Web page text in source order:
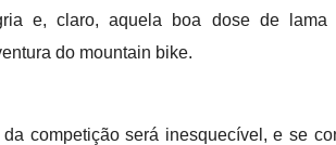
e, claro, aquela boa dose de
do mountain bike.
da competição será inesquecível, e se